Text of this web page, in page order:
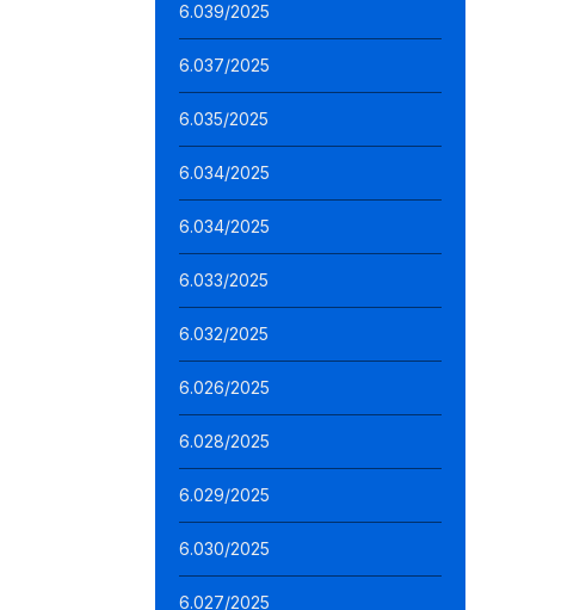
6.039/2025
6.037/2025
6.035/2025
6.034/2025
6.034/2025
6.033/2025
6.032/2025
6.026/2025
6.028/2025
6.029/2025
6.030/2025
6.027/2025